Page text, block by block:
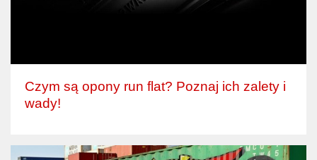
Czym są opony run flat? Poznaj ich zalety i
wady!